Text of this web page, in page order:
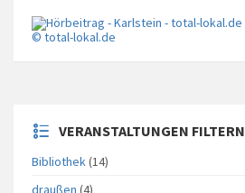
© total-lokal.de
VERANSTALTUNGEN FILTERN
Bibliothek (14)
draußen (4)